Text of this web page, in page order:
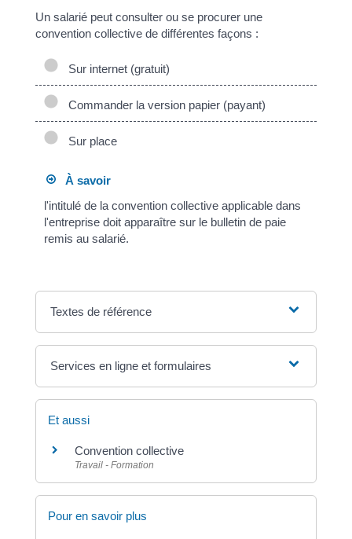
Un salarié peut consulter ou se procurer une
convention collective de différentes façons :
Sur internet (gratuit)
Commander la version papier (payant)
Sur place
À savoir
l'intitulé de la convention collective applicable dans
l'entreprise doit apparaître sur le bulletin de paie
remis au salarié.
Textes de référence
Services en ligne et formulaires
Et aussi
Convention collective
Travail - Formation
Pour en savoir plus